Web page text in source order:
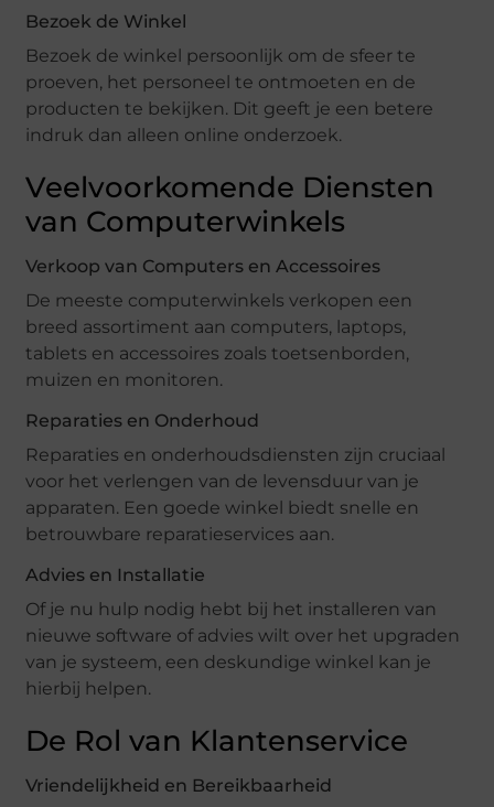
Bezoek de Winkel
Bezoek de winkel persoonlijk om de sfeer te
proeven, het personeel te ontmoeten en de
producten te bekijken. Dit geeft je een betere
indruk dan alleen online onderzoek.
Veelvoorkomende Diensten
van Computerwinkels
Verkoop van Computers en Accessoires
De meeste computerwinkels verkopen een
breed assortiment aan computers, laptops,
tablets en accessoires zoals toetsenborden,
muizen en monitoren.
Reparaties en Onderhoud
Reparaties en onderhoudsdiensten zijn cruciaal
voor het verlengen van de levensduur van je
apparaten. Een goede winkel biedt snelle en
betrouwbare reparatieservices aan.
Advies en Installatie
Of je nu hulp nodig hebt bij het installeren van
nieuwe software of advies wilt over het upgraden
van je systeem, een deskundige winkel kan je
hierbij helpen.
De Rol van Klantenservice
Vriendelijkheid en Bereikbaarheid